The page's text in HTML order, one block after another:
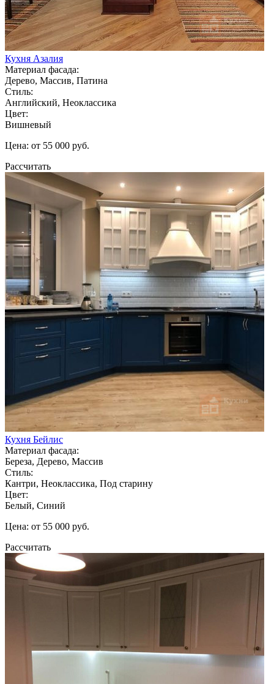
Кухня Азалия
Материал фасада:
Дерево, Массив, Патина
Стиль:
Английский, Неоклассика
Цвет:
Вишневый
Цена: от 55 000 руб.
Рассчитать
Кухня Бейлис
Материал фасада:
Береза, Дерево, Массив
Стиль:
Кантри, Неоклассика, Под старину
Цвет:
Белый, Синий
Цена: от 55 000 руб.
Рассчитать